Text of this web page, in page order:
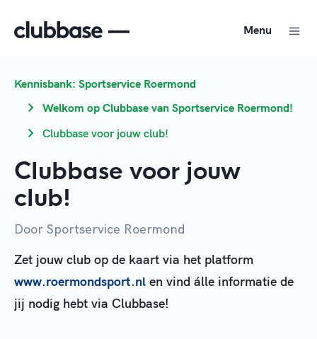
Menu
Kennisbank: Sportservice Roermond
Welkom op Clubbase van Sportservice Roermond!
Clubbase voor jouw club!
Clubbase voor jouw
club!
Door Sportservice Roermond
Zet jouw club op de kaart via het platform
www.roermondsport.nl en vind álle informatie de
jij nodig hebt via Clubbase!